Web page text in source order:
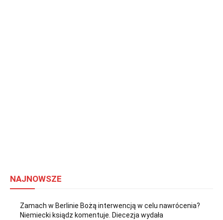
NAJNOWSZE
Zamach w Berlinie Bożą interwencją w celu nawrócenia?
Niemiecki ksiądz komentuje. Diecezja wydała